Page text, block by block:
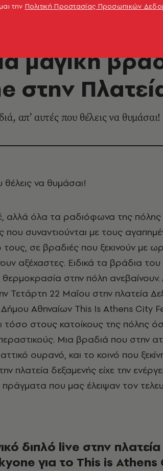
μαγική
στην
απ’ αυτές που θέλεις να θυμάσαι!
θέλεις να θυμάσαι!
αλλά όλα τα ραδιόφωνα της
που συναντιούνται με τους
τους, σε βραδιές που ξεκινούν με
αξέχαστες. Ειδικά τα βράδια του
στην πόλη ανεβαίνουν.
Τετάρτη 22 Μαΐου στην πλατεία
Αθηναίων This Is Athens City
τόσο στους κατοίκους της πόλης
Μια βραδιά που στην
ουρανό, και το κοινό που
πλατεία δεξαμενής είχε την
που μας έλειψαν τον
διπλό live στην
για το This is
την Πολιτική Προστασίας Προσωπικών